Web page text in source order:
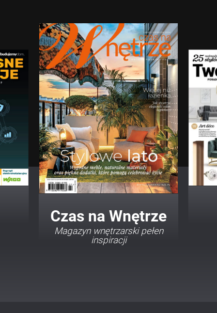
Twój Dom Twój Styl
Porady i inspiracje w
najmodniejszych stylach